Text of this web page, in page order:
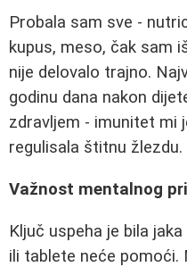
Probala sam sve -
kupus, meso, čak sam
nije delovalo trajno.
godinu dana nakon
zdravljem - imunitet mi
regulisala štitnu žlezdu.
Važnost mentalnog
Ključ uspeha je bila
ili tablete neće